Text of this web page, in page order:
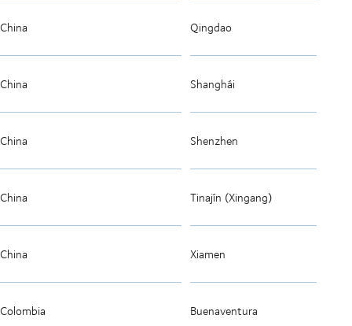
China Qingdao
China Shanghái
China Shenzhen
China Tinajín (Xingang)
China Xiamen
Colombia Buenaventura